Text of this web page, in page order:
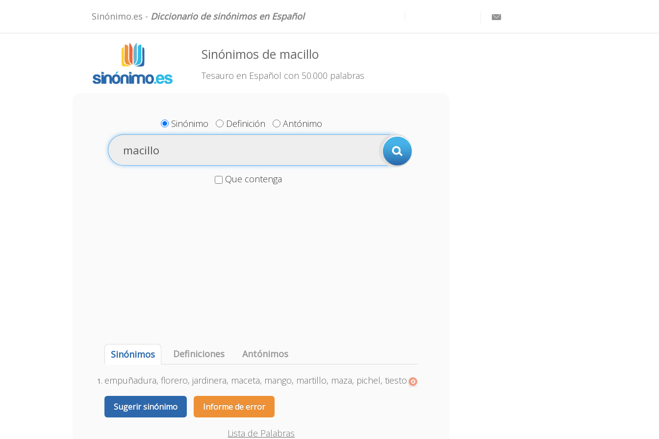
Sinónimo.es - Diccionario de sinónimos en Español
Sinónimos de macillo
Tesauro en Español con 50.000 palabras
Sinónimo Definición Antónimo
Que contenga
Sinónimos Definiciones Antónimos
empuñadura, florero, jardinera, maceta, mango, martillo, maza, pichel, tiesto
Sugerir sinónimo Informe de error
Lista de Palabras